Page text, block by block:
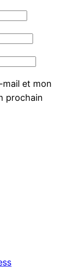
et mon
prochain